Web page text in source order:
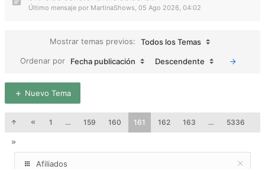
Último mensaje por MartinaShows, 05 Ago 2026, 04:02
Mostrar temas previos:
Todos los Temas
Ordenar por
Fecha publicación Descendente
Nuevo Tema
1 … 159 160 161 162 163 … 5336
Afiliados